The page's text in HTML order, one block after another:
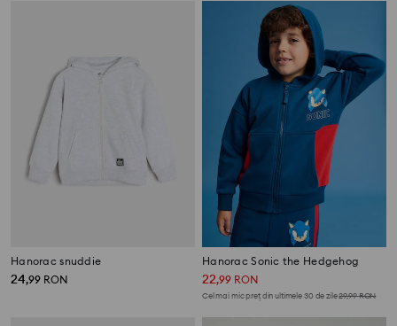
Hanorac snuddie
24,99 RON
Hanorac Sonic the Hedgehog
22,99 RON
Cel mai mic preț din ultimele 30 de zile29,99RON